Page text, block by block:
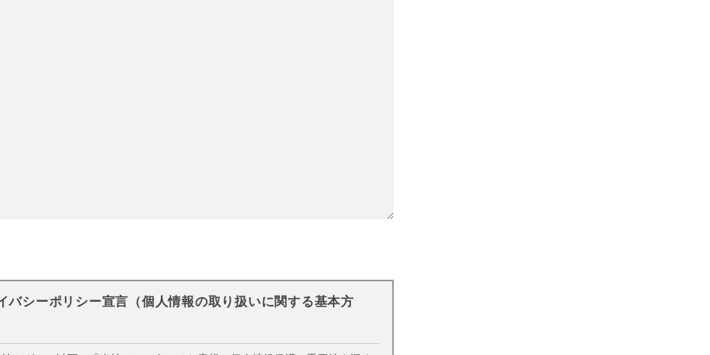
バシーポリシー宣言（個人情報の取り扱いに関する基本方